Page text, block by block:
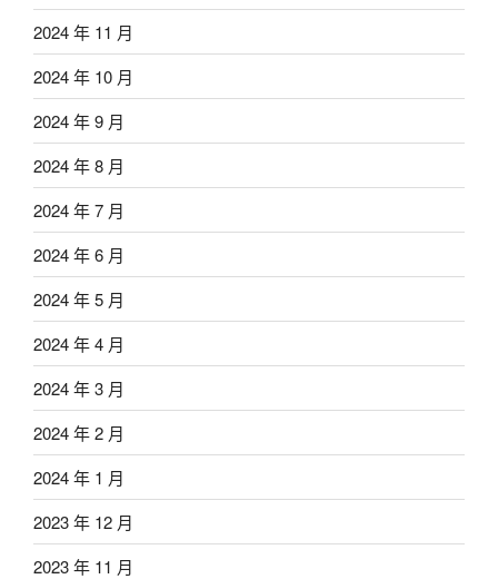
2024 年 11 月
2024 年 10 月
2024 年 9 月
2024 年 8 月
2024 年 7 月
2024 年 6 月
2024 年 5 月
2024 年 4 月
2024 年 3 月
2024 年 2 月
2024 年 1 月
2023 年 12 月
2023 年 11 月